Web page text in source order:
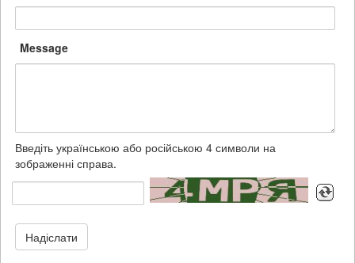
Message
Введіть українською або російською 4 символи на
зображенні справа.
Надіслати